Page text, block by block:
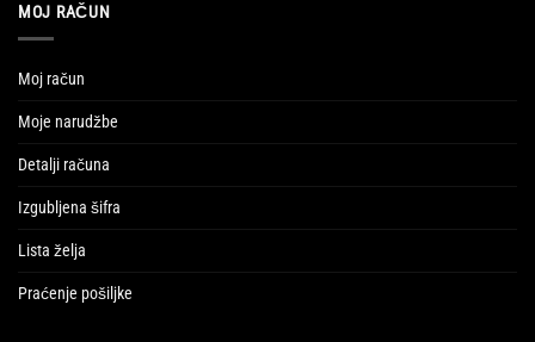
MOJ RAČUN
Moj račun
Moje narudžbe
Detalji računa
Izgubljena šifra
Lista želja
Praćenje pošiljke